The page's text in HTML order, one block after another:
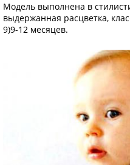
Модель выполнена в
выдержанная расцветка,
9)9-12 месяцев.